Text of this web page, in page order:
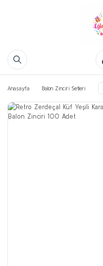
Anasayfa Balon Zinciri Setleri